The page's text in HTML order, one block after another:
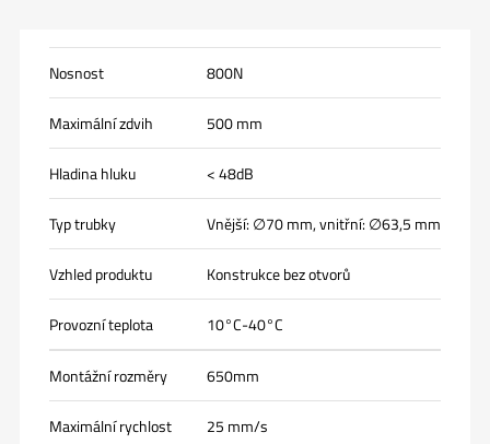
Nosnost 800N
Maximální zdvih 500 mm
Hladina hluku < 48dB
Typ trubky Vnější: ∅70 mm, vnitřní: ∅63,5 mm
Vzhled produktu Konstrukce bez otvorů
Provozní teplota 10°C-40°C
Montážní rozměry 650mm
Maximální rychlost 25 mm/s